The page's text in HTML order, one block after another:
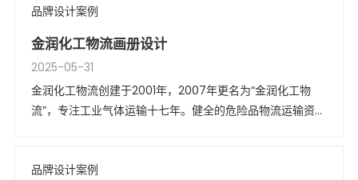
平均产值高达3000套，
品牌设计案例
金润化工物流画册设计
2025-05-31
金润化工物流创建于2001年，2007年更名为“金润化工物
流”，专注工业气体运输十七年。健全的危险品物流运输资
品牌设计案例